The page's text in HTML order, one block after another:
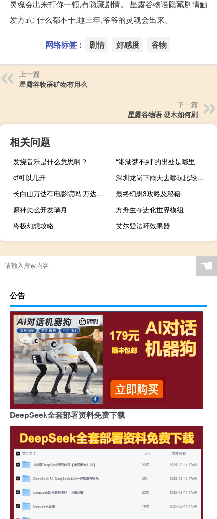
灵魂会出来打你一顿,有隐藏剧情。 星露谷物语隐藏剧情触
发方式: 什么都不干,睡三年,爷爷的灵魂会出来。
网络标签： 剧情 好感度 谷物
上一篇
星露谷物语矿物有用么
下一篇
星露谷物语 硬木如何刷
相关问题
发烧音乐是什么意思啊？
“湘湖梦不到”的出处是哪里
cf可以几开
深圳龙岗下雨天去哪玩比较好 深圳龙岗下雨天可以去哪玩
长白山万达有电影院吗 万达长白山国际度假区
最终幻想3攻略及秘籍
原神怎么开发璃月
方舟生存进化世界模组
终极幻想攻略
艾尔登法环效果器
原神怎么找角色
☚
公告
DeepSeek全套部署资料免费下载